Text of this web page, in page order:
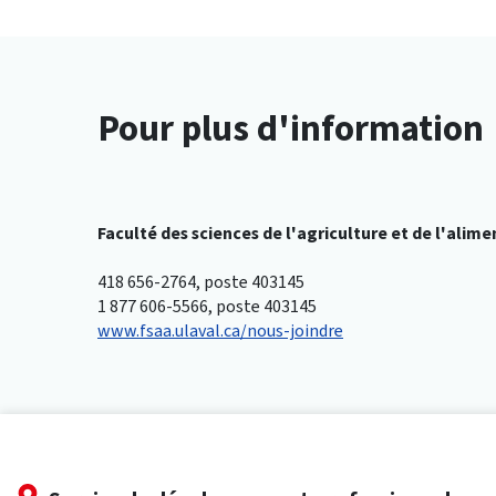
Pour plus d'information
Faculté des sciences de l'agriculture et de
418 656-2764, poste 403145
1 877 606-5566, poste 403145
www.fsaa.ulaval.ca/nous-joindre